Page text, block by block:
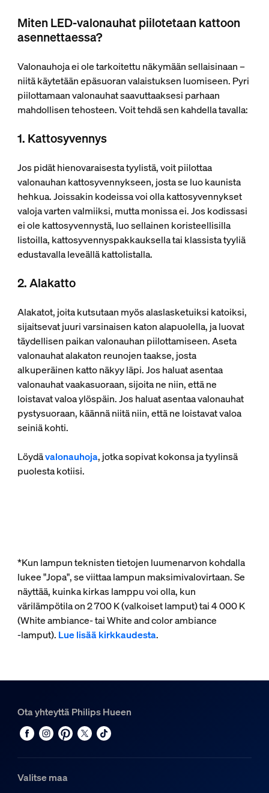
Miten LED-valonauhat piilotetaan kattoon
asennettaessa?
Valonauhoja ei ole tarkoitettu näkymään sellaisinaan –
niitä käytetään epäsuoran valaistuksen luomiseen. Pyri
piilottamaan valonauhat saavuttaaksesi parhaan
mahdollisen tehosteen. Voit tehdä sen kahdella tavalla:
1. Kattosyvennys
Jos pidät hienovaraisesta tyylistä, voit piilottaa
valonauhan kattosyvennykseen, josta se luo kaunista
hehkua. Joissakin kodeissa voi olla kattosyvennykset
valoja varten valmiiksi, mutta monissa ei. Jos kodissasi
ei ole kattosyvennystä, luo sellainen koristeellisilla
listoilla, kattosyvennyspakkauksella tai klassista tyyliä
edustavalla leveällä kattolistalla.
2. Alakatto
Alakatot, joita kutsutaan myös alaslasketuiksi katoiksi,
sijaitsevat juuri varsinaisen katon alapuolella, ja luovat
täydellisen paikan valonauhan piilottamiseen. Aseta
valonauhat alakaton reunojen taakse, josta
alkuperäinen katto näkyy läpi. Jos haluat asentaa
valonauhat vaakasuoraan, sijoita ne niin, että ne
loistavat valoa ylöspäin. Jos haluat asentaa valonauhat
pystysuoraan, käännä niitä niin, että ne loistavat valoa
seiniä kohti.
Löydävalonauhoja, jotka sopivat kokonsa ja tyylinsä
puolesta kotiisi.
*Kun lampun teknisten tietojen luumenarvon kohdalla
lukee "Jopa", se viittaa lampun maksimivalovirtaan. Se
näyttää, kuinka kirkas lamppu voi olla, kun
värilämpötila on 2 700 K (valkoiset lamput) tai 4 000 K
(White ambiance- tai White and color ambiance
‑lamput). Lue lisää kirkkaudesta.
Ota yhteyttä Philips Hueen
Valitse maa